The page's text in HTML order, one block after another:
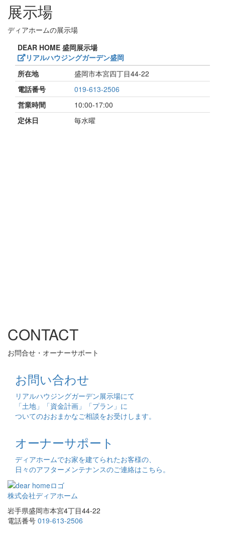
展示場
ディアホームの展示場
DEAR HOME 盛岡展示場
リアルハウジングガーデン盛岡
所在地
盛岡市本宮四丁目44-22
電話番号
019-613-2506
営業時間
10:00-17:00
定休日
毎水曜
CONTACT
お問合せ・オーナーサポート
お問い合わせ
リアルハウジングガーデン展示場にて
「土地」「資金計画」「プラン」に
ついてのおおまかなご相談をお受けします。
オーナーサポート
ディアホームでお家を建てられたお客様の、
日々のアフターメンテナンスのご連絡はこちら。
株式会社ディアホーム
岩手県盛岡市本宮4丁目44-22
電話番号 019-613-2506